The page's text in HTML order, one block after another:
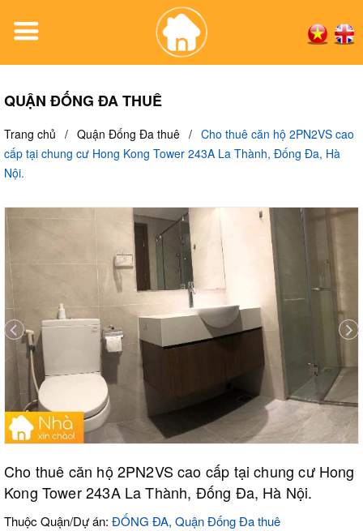
QUẬN ĐỐNG ĐA THUÊ
Trang chủ / Quận Đống Đa thuê / Cho thuê căn hộ 2PN2VS cao
cấp tại chung cư Hong Kong Tower 243A La Thành, Đống Đa, Hà
Nội.
Cho thuê căn hộ 2PN2VS cao cấp tại chung cư Hong
Kong Tower 243A La Thành, Đống Đa, Hà Nội.
Thuộc Quận/Dự án: ĐỐNG ĐA, Quận Đống Đa thuê